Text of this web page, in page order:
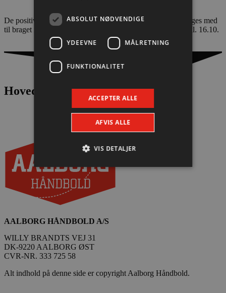
De positive fremskridt fra kampen hjemme i lørdags skal tages med
til braget i Kolding – følg kampen direkte på TV 2 lørdag kl. 16.10.
Hovedpartnere
AALBORG HÅNDBOLD A/S
WILLY BRANDTS VEJ 31
DK-9220 AALBORG ØST
CVR-NR. 333 725 58
Alt indhold på denne side er copyright Aalborg Håndbold.
ABSOLUT NØDVENDIGE
YDEEVNE MÅLRETNING
FUNKTIONALITET
ACCEPTER ALLE
AFVIS ALLE
VIS DETALJER
Absolut nødvendige
Målretning
Absolut nødvendige cookies muliggør
såsom brugerlogin og kontoadministration.
Hjemmesiden kan ikke bruges korrekt uden de
absolut nødvendige cookies.